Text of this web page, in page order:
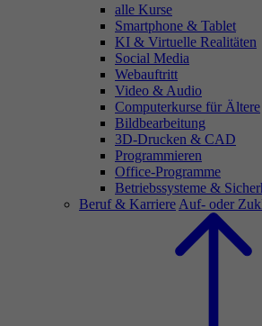
alle Kurse
Smartphone & Tablet
KI & Virtuelle Realitäten
Social Media
Webauftritt
Video & Audio
Computerkurse für Ältere
Bildbearbeitung
3D-Drucken & CAD
Programmieren
Office-Programme
Betriebssysteme &
Beruf & Karriere Auf- oder